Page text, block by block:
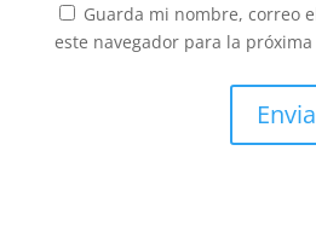
Guarda mi nombre, correo
este navegador para la